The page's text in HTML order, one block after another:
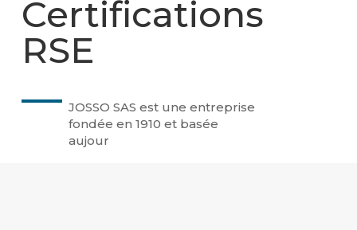
Certifications
RSE
JOSSO SAS est une entreprise
fondée en 1910 et basée
aujour